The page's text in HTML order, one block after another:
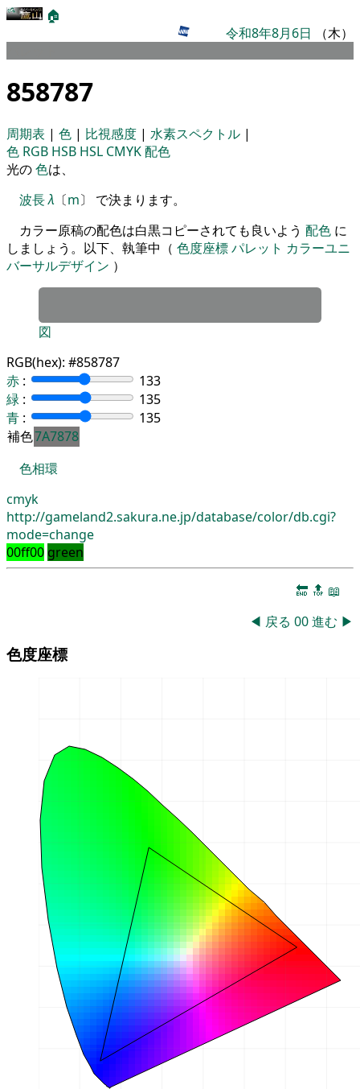
🏠
令和8年8月6日 （木）
858787
周期表 | 色 | 比視感度 | 水素スペクトル |
色 RGB HSB HSL CMYK配色
光の色は、
波長λ 〔m〕 で決まります。
カラー原稿の配色は白黒コピーされても良いよう 配色 に
しましょう。以下、執筆中（ 色度座標パレット カラーユニ
バーサルデザイン ）
図
RGB(hex): #858787
赤 :
133
緑 :
135
青 :
135
補色7A7878
色相環
cmyk
http://gameland2.sakura.ne.jp/database/color/db.cgi?
mode=change
00ff00 green
🔚 🔝 📖
◀ 戻る 00進む ▶
色度座標